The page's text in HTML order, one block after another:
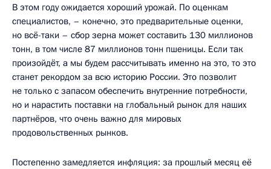
В этом году ожидается хороший урожай. По оценкам
специалистов, – конечно, это предварительные оценки,
но всё-таки – сбор зерна может составить 130 миллионов
тонн, в том числе 87 миллионов тонн пшеницы. Если так
произойдёт, а мы будем рассчитывать именно на это, то это
станет рекордом за всю историю России. Это позволит
не только с запасом обеспечить внутренние потребности,
но и нарастить поставки на глобальный рынок для наших
партнёров, что очень важно для мировых
продовольственных рынков.
Постепенно замедляется инфляция: за прошлый месяц её